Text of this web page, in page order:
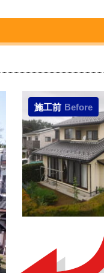
施工前 Before